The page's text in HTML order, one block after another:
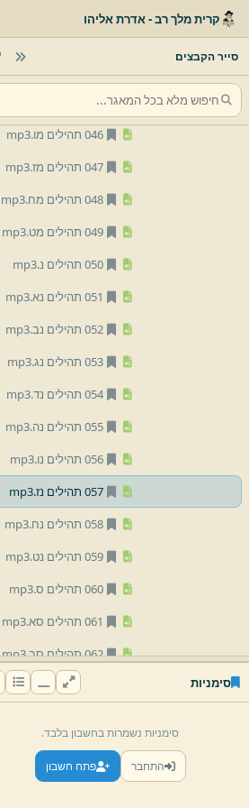
קרית מלך רב - אדרת אליהו
סייר הקבצים
043 תהילים מג.
mp3
045 תהילים מה.
046 תהילים מו.
mp3
047 תהילים מז.
mp3
048 תהילים מח.
mp3
049 תהילים מט.
mp3
050 תהילים נ.
mp3
051 תהילים נא.
mp3
052 תהילים נב.
mp3
053 תהילים נג.
mp3
054 תהילים נד.
mp3
055 תהילים נה.
mp3
056 תהילים נו.
mp3
057 תהילים נז.
mp3
058 תהילים נח.
mp3
059 תהילים נט.
mp3
060 תהילים ס.
mp3
061 תהילים סא.
mp3
062 תהילים סב.
mp3
mp3
065 תהילים סה.
066 תהילים סו.
סימניות
סימניות נשמרות בחשבון בלבד.
התחבר פתח חשבון